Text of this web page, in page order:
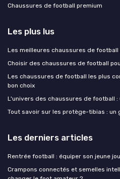
Chaussures de football premium
Les plus lus
Les meilleures chaussures de
Choisir des chaussures de football
Les chaussures de football les plus
bon choix
L'univers des chaussures de football
Tout savoir sur les protège-tibias : un
Les derniers articles
Rentrée football : équiper son jeune
Crampons connectés et semelles